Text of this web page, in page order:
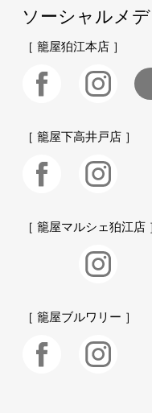
ソーシャルメ
［ 籠屋狛江本店 ］
［ 籠屋下高井戸店 ］
［ 籠屋マルシェ狛江店
［ 籠屋ブルワリー ］